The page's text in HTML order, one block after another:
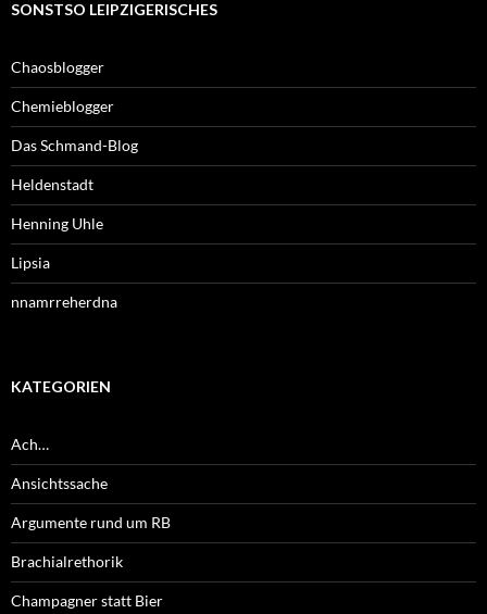
SONSTSO LEIPZIGERISCHES
Chaosblogger
Chemieblogger
Das Schmand-Blog
Heldenstadt
Henning Uhle
Lipsia
nnamrreherdna
KATEGORIEN
Ach…
Ansichtssache
Argumente rund um RB
Brachialrethorik
Champagner statt Bier